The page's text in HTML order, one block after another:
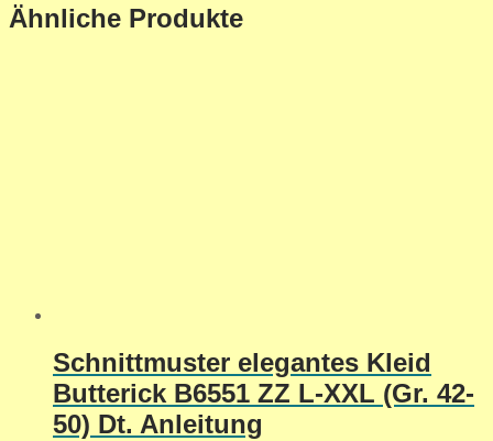
Ähnliche Produkte
Schnittmuster elegantes Kleid
Butterick B6551 ZZ L-XXL (Gr. 42-
50) Dt. Anleitung